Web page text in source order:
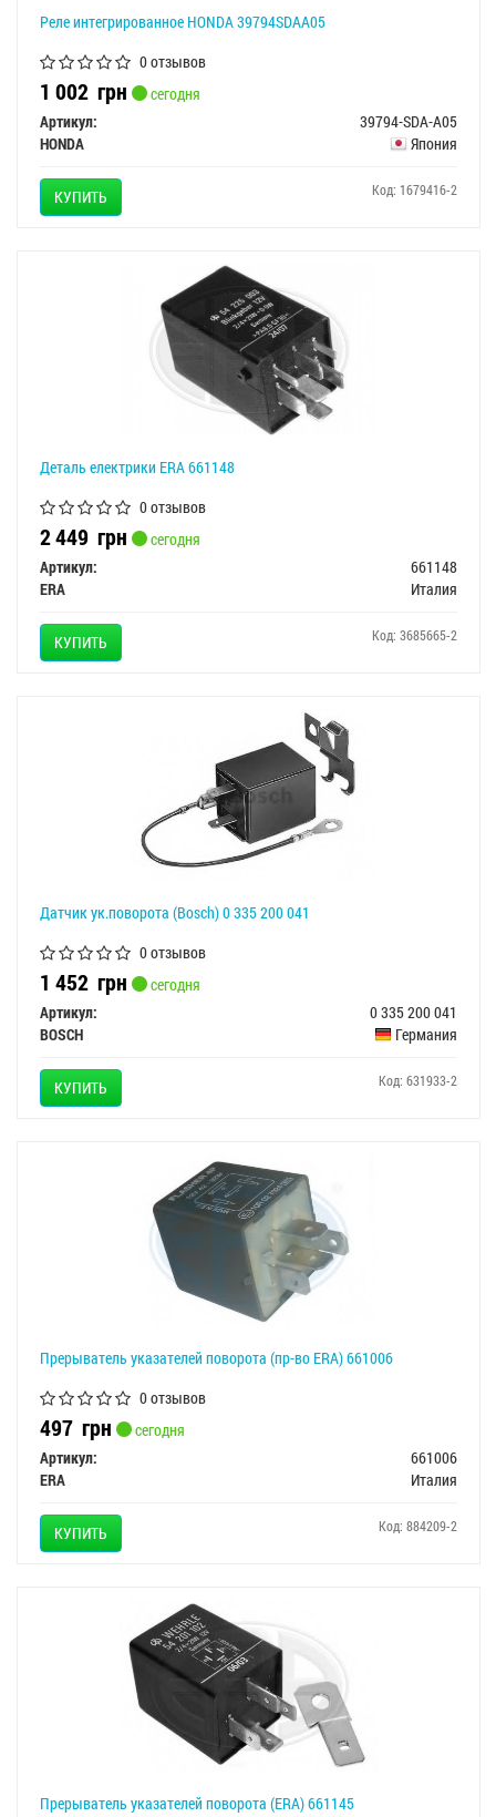
Реле интегрированное HONDA 39794SDAA05
0 отзывов
1 002 грн
сегодня
Артикул:
39794-SDA-A05
HONDA
Япония
КУПИТЬ Код: 1679416-2
Деталь електрики ERA 661148
0 отзывов
2 449 грн
сегодня
Артикул:
661148
ERA
Италия
КУПИТЬ Код: 3685665-2
Датчик ук.поворота (Bosch) 0 335 200 041
0 отзывов
1 452 грн
сегодня
Артикул:
0 335 200 041
BOSCH
Германия
КУПИТЬ Код: 631933-2
Прерыватель указателей поворота (пр-во ERA) 661006
0 отзывов
497 грн
сегодня
Артикул:
661006
ERA
Италия
КУПИТЬ Код: 884209-2
Прерыватель указателей поворота (ERA) 661145